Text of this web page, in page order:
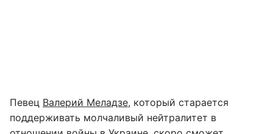
Певец Валерий Меладзе, который старается
поддерживать молчаливый нейтралитет в